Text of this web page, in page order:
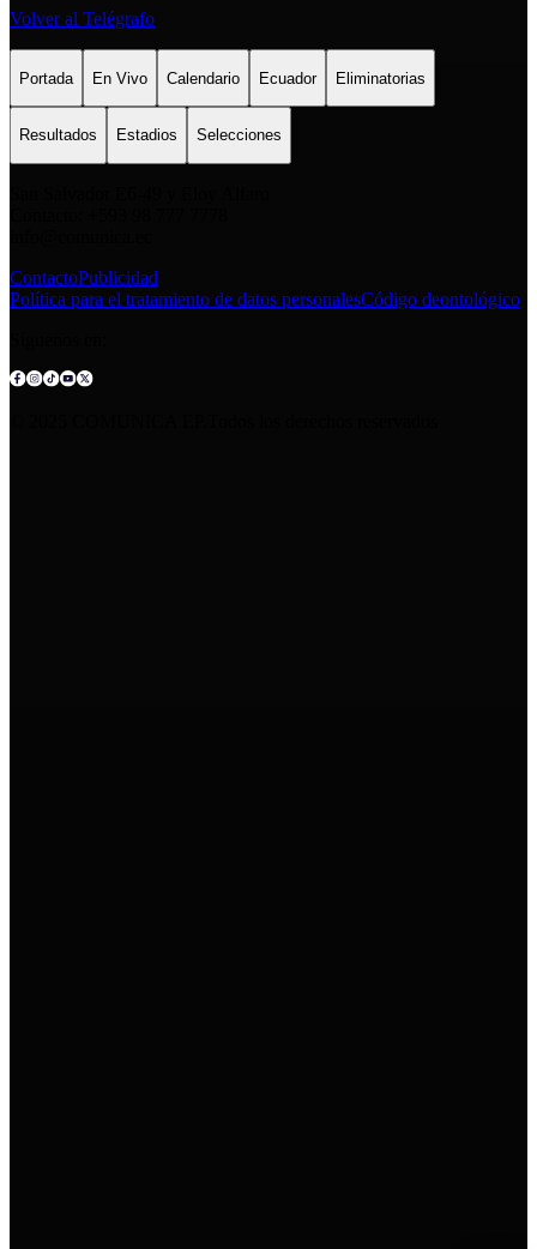
Volver al Telégrafo
Portada En Vivo Calendario Ecuador Eliminatorias
Resultados Estadios Selecciones
ContactoPublicidad
Política para el tratamiento de datos personalesCódigo deontológico